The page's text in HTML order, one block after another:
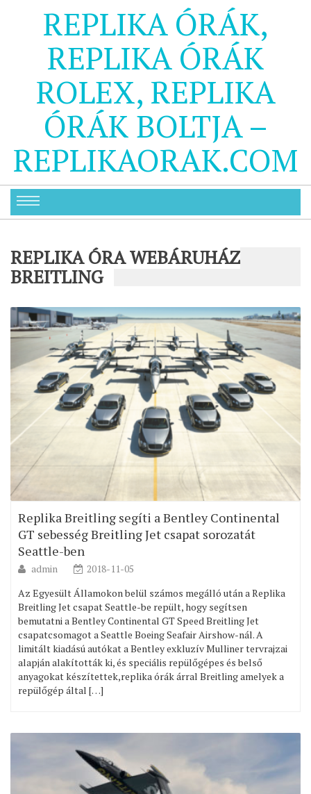
REPLIKA ÓRÁK,
REPLIKA ÓRÁK
ROLEX, REPLIKA
ÓRÁK BOLTJA –
REPLIKAORAK.COM
REPLIKA ÓRA WEBÁRUHÁZ
BREITLING
Replika Breitling segíti a Bentley Continental
GT sebesség Breitling Jet csapat sorozatát
Seattle-ben
admin
2018-11-05
Az Egyesült Államokon belül számos megálló után a Replika
Breitling Jet csapat Seattle-be repült, hogy segítsen
bemutatni a Bentley Continental GT Speed Breitling Jet
csapatcsomagot a Seattle Boeing Seafair Airshow-nál. A
limitált kiadású autókat a Bentley exkluzív Mulliner tervrajzai
alapján alakították ki, és speciális repülőgépes és belső
anyagokat készítettek,replika órák árral Breitling amelyek a
repülőgép által […]